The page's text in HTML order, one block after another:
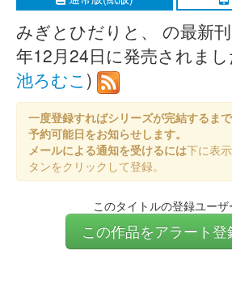
みぎとひだりと、 の最新
年12月24日に発売されまし
池ろむこ )
一度登録すればシリーズが完結するま
予約可能日をお知らせします。
メールによる通知を受けるには下に表
タンをクリックして登録。
このタイトルの登録ユーザ
この作品をアラート登